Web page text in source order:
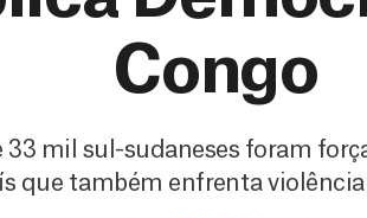
Congo
33 mil sul-sudaneses foram
que também enfrenta